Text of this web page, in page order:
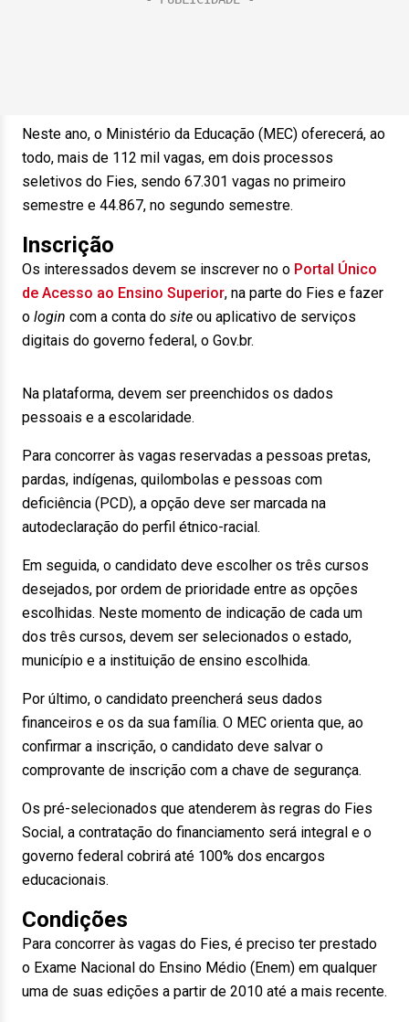
Neste ano, o Ministério da Educação (MEC) oferecerá, ao
todo, mais de 112 mil vagas, em dois processos
seletivos do Fies, sendo 67.301 vagas no primeiro
semestre e 44.867, no segundo semestre.
Inscrição
Os interessados devem se inscrever no o Portal Único
de Acesso ao Ensino Superior, na parte do Fies e fazer
o login com a conta do site ou aplicativo de serviços
digitais do governo federal, o Gov.br.
Na plataforma, devem ser preenchidos os dados
pessoais e a escolaridade.
Para concorrer às vagas reservadas a pessoas pretas,
pardas, indígenas, quilombolas e pessoas com
deficiência (PCD), a opção deve ser marcada na
autodeclaração do perfil étnico-racial.
Em seguida, o candidato deve escolher os três cursos
desejados, por ordem de prioridade entre as opções
escolhidas. Neste momento de indicação de cada um
dos três cursos, devem ser selecionados o estado,
município e a instituição de ensino escolhida.
Por último, o candidato preencherá seus dados
financeiros e os da sua família. O MEC orienta que, ao
confirmar a inscrição, o candidato deve salvar o
comprovante de inscrição com a chave de segurança.
Os pré-selecionados que atenderem às regras do Fies
Social, a contratação do financiamento será integral e o
governo federal cobrirá até 100% dos encargos
educacionais.
Condições
Para concorrer às vagas do Fies, é preciso ter prestado
o Exame Nacional do Ensino Médio (Enem) em qualquer
uma de suas edições a partir de 2010 até a mais recente.